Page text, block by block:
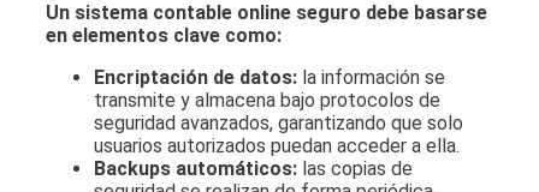
Un sistema contable online seguro debe basarse
en elementos clave como:
Encriptación de datos: la información se
transmite y almacena bajo protocolos de
seguridad avanzados, garantizando que solo
usuarios autorizados puedan acceder a ella.
Backups automáticos: las copias de